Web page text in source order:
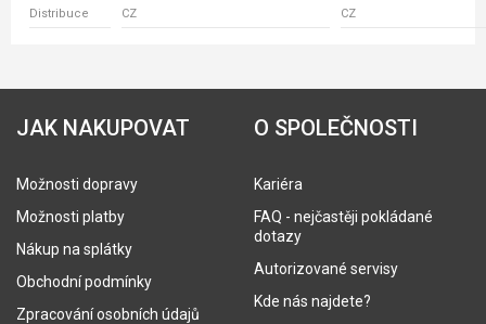
Distribuce CZ CZ
JAK NAKUPOVAT
Možnosti dopravy
Možnosti platby
Nákup na splátky
Obchodní podmínky
Zpracování osobních údajů
O SPOLEČNOSTI
Kariéra
FAQ - nejčastěji pokládané
dotazy
Autorizované servisy
Kde nás najdete?